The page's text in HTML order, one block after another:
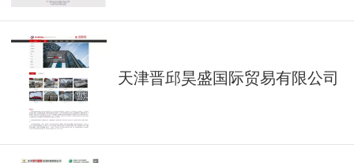
天津晋邱昊盛国际贸易有限公司